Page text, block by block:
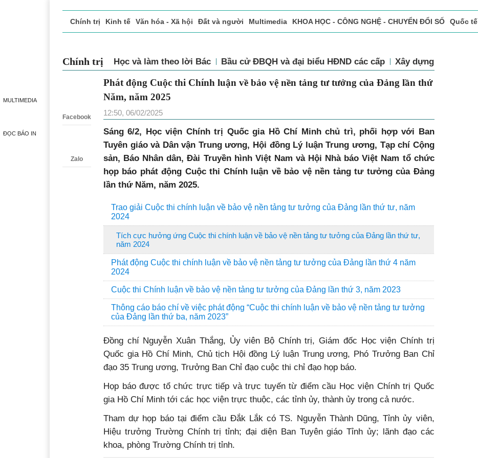
MULTIMEDIA
ĐỌC BÁO IN
Chính trị Kinh tế Văn hóa - Xã hội Đất và người Multimedia KHOA HỌC - CÔNG NGHỆ - CHUYỂN ĐỔI SỐ Quốc tế
Chính trị Học và làm theo lời Bác Bầu cử ĐBQH và đại biểu HĐND các cấp Xây dựng Đảng
Facebook
Zalo
Phát động Cuộc thi Chính luận về bảo vệ nền tảng tư tưởng của
Đảng lần thứ Năm, năm 2025
12:50, 06/02/2025
Sáng 6/2, Học viện Chính trị Quốc gia Hồ Chí Minh chủ trì, phối hợp với Ban
Tuyên giáo và Dân vận Trung ương, Hội đồng Lý luận Trung ương, Tạp chí Cộng
sản, Báo Nhân dân, Đài Truyền hình Việt Nam và Hội Nhà báo Việt Nam tổ chức
họp báo phát động Cuộc thi Chính luận về bảo vệ nền tảng tư tưởng của Đảng
lần thứ Năm, năm 2025.
Trao giải Cuộc thi chính luận về bảo vệ nền tảng tư tưởng của Đảng lần thứ tư, năm
2024
Tích cực hưởng ứng Cuộc thi chính luận về bảo vệ nền tảng tư tưởng của Đảng lần thứ tư,
năm 2024
Phát động Cuộc thi chính luận về bảo vệ nền tảng tư tưởng của Đảng lần thứ 4 năm
2024
Cuộc thi Chính luận về bảo vệ nền tảng tư tưởng của Đảng lần thứ 3, năm 2023
Thông cáo báo chí về việc phát động “Cuộc thi chính luận về bảo vệ nền tảng tư tưởng
của Đảng lần thứ ba, năm 2023”
Đồng chí Nguyễn Xuân Thắng, Ủy viên Bộ Chính trị, Giám đốc Học viện Chính trị
Quốc gia Hồ Chí Minh, Chủ tịch Hội đồng Lý luận Trung ương, Phó Trưởng Ban Chỉ
đạo 35 Trung ương, Trưởng Ban Chỉ đạo cuộc thi chỉ đạo họp báo.
Họp báo được tổ chức trực tiếp và trực tuyến từ điểm cầu Học viện Chính trị Quốc
gia Hồ Chí Minh tới các học viện trực thuộc, các tỉnh ủy, thành ủy trong cả nước.
Tham dự họp báo tại điểm cầu Đắk Lắk có TS. Nguyễn Thành Dũng, Tỉnh ủy viên,
Hiệu trưởng Trường Chính trị tỉnh; đại diện Ban Tuyên giáo Tỉnh ủy; lãnh đạo các
khoa, phòng Trường Chính trị tỉnh.